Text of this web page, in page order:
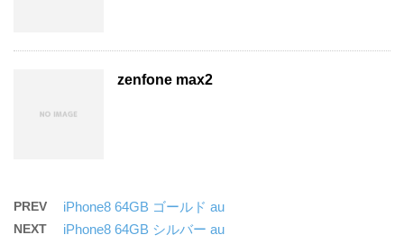
zenfone max2
PREV iPhone8 64GB ゴールド au
NEXT iPhone8 64GB シルバー au